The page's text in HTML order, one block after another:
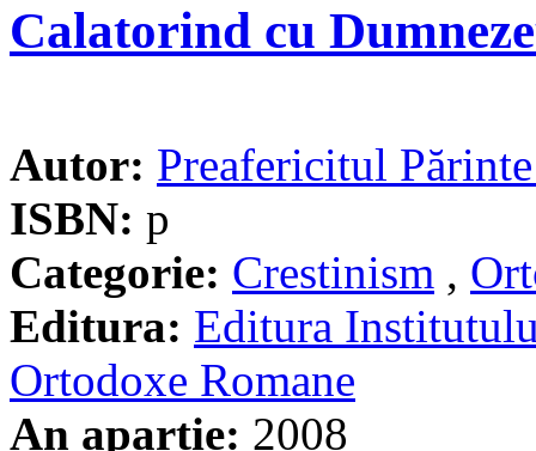
Calatorind cu
Autor: Preafericitul
ISBN: p
Categorie: Crestinism ,
Editura: Editura
Ortodoxe Romane
An apartie: 2008